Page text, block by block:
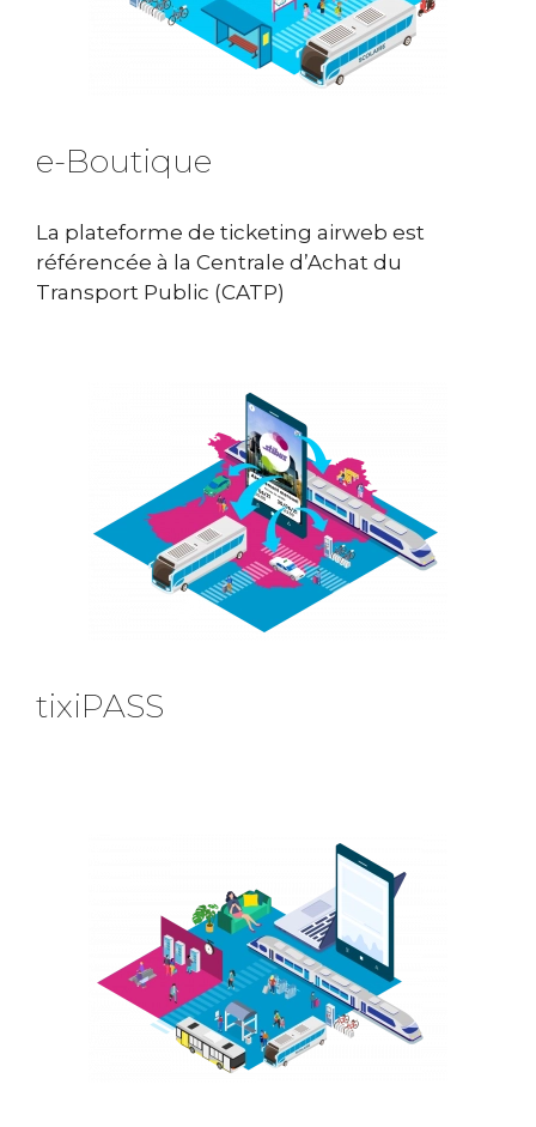
e-Boutique
La plateforme de ticketing airweb est
référencée à la Centrale d’Achat du
Transport Public (CATP)
tixiPASS